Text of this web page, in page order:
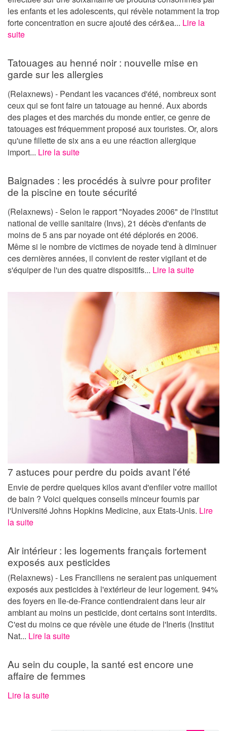
les enfants et les adolescents, qui révèle notamment la trop
forte concentration en sucre ajouté des cér&ea... Lire la
suite
Tatouages au henné noir : nouvelle mise en
garde sur les allergies
(Relaxnews) - Pendant les vacances d'été, nombreux sont
ceux qui se font faire un tatouage au henné. Aux abords
des plages et des marchés du monde entier, ce genre de
tatouages est fréquemment proposé aux touristes. Or, alors
qu'une fillette de six ans a eu une réaction allergique
import... Lire la suite
Baignades : les procédés à suivre pour profiter
de la piscine en toute sécurité
(Relaxnews) - Selon le rapport "Noyades 2006" de l'Institut
national de veille sanitaire (Invs), 21 décès d'enfants de
moins de 5 ans par noyade ont été déplorés en 2006.
Même si le nombre de victimes de noyade tend à diminuer
ces dernières années, il convient de rester vigilant et de
s'équiper de l'un des quatre dispositifs... Lire la suite
7 astuces pour perdre du poids avant l'été
Envie de perdre quelques kilos avant d'enfiler votre maillot
de bain ? Voici quelques conseils minceur fournis par
l'Université Johns Hopkins Medicine, aux Etats-Unis. Lire
la suite
Air intérieur : les logements français fortement
exposés aux pesticides
(Relaxnews) - Les Franciliens ne seraient pas uniquement
exposés aux pesticides à l'extérieur de leur logement. 94%
des foyers en Ile-de-France contiendraient dans leur air
ambiant au moins un pesticide, dont certains sont interdits.
C'est du moins ce que révèle une étude de l'Ineris (Institut
Nat... Lire la suite
Au sein du couple, la santé est encore une
affaire de femmes
Lire la suite